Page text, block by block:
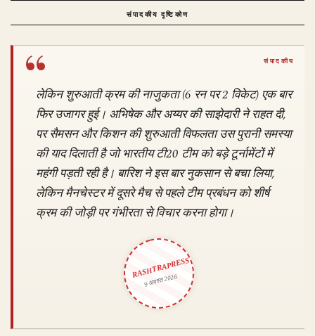
संपादकीय दृष्टिकोण
लेकिन शुरुआती क्रम की नाजुकता (6 रन पर 2 विकेट) एक बार
फिर उजागर हुई। अभिषेक और अय्यर की साझेदारी ने राहत दी,
पर सैमसन और किशन की शुरुआती विफलता उस पुरानी समस्या
की याद दिलाती है जो भारतीय टी20 टीम को बड़े टूर्नामेंटों में
महंगी पड़ती रही है। बारिश ने इस बार नुकसान से बचा लिया,
लेकिन मैनचेस्टर में दूसरे मैच से पहले टीम प्रबंधन को शीर्ष
क्रम की जोड़ी पर गंभीरता से विचार करना होगा।
RASHTRAPRESS
9 अगस्त 2026